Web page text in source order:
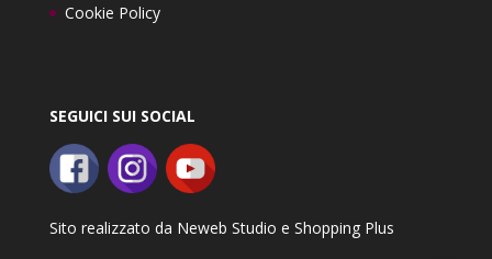
Cookie Policy
SEGUICI SUI SOCIAL
Sito realizzato da Neweb Studio e Shopping Plus